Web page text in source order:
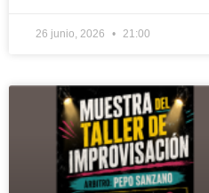
26 junio, 2026 21:00